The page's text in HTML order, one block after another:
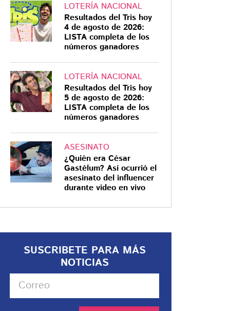
LOTERÍA NACIONAL
Resultados del Tris hoy
4 de agosto de 2026:
LISTA completa de los
números ganadores
LOTERÍA NACIONAL
Resultados del Tris hoy
5 de agosto de 2026:
LISTA completa de los
números ganadores
ASESINATO
¿Quién era César
Gastélum? Así ocurrió el
asesinato del influencer
durante video en vivo
SUSCRIBETE PARA MÁS
NOTICIAS